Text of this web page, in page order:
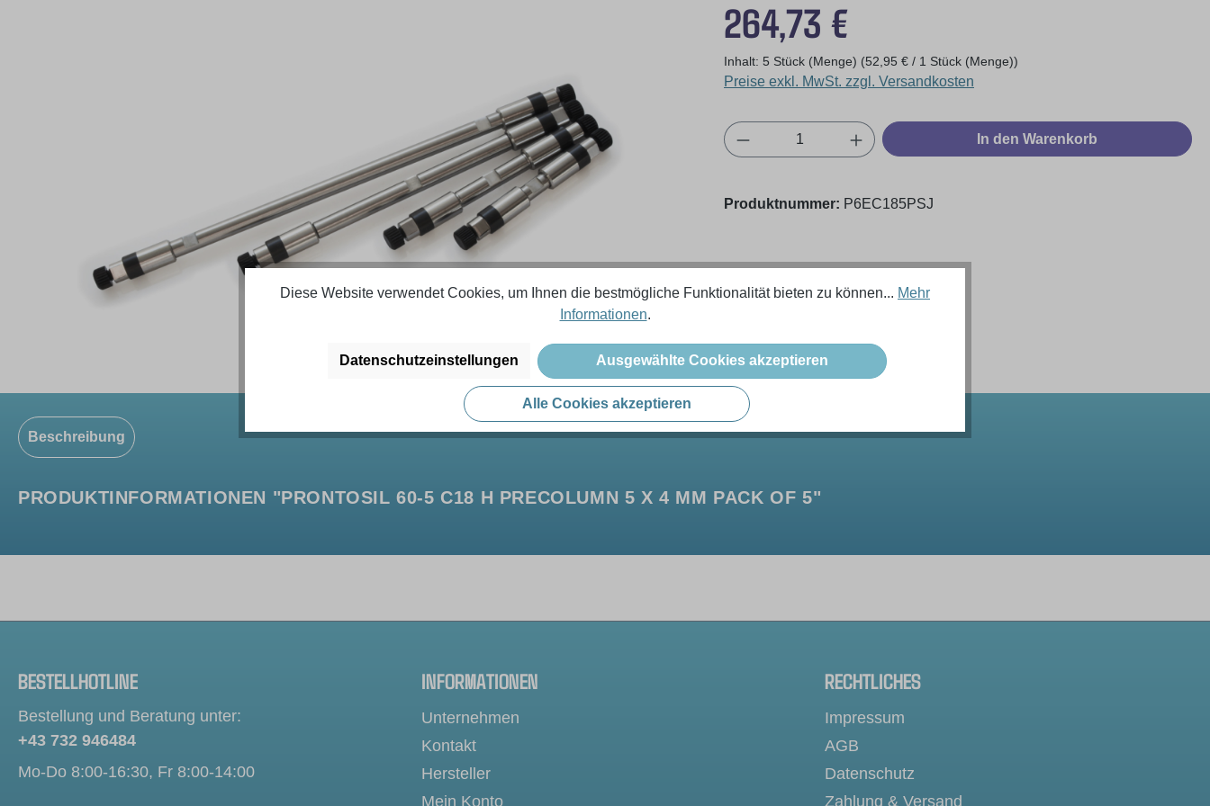
264,73 €
Inhalt: 5 Stück (Menge) (52,95 € / 1 Stück (Menge))
Preise exkl. MwSt. zzgl. Versandkosten
Produkt Anzahl: Gib den gewünschten Wert ein
In den Warenkorb
Produktnummer: P6EC185PSJ
Beschreibung
PRODUKTINFORMATIONEN "PRONTOSIL 60-5 C18 H PRECOLUMN 5 X 4 MM PACK OF 5"
BESTELLHOTLINE
Bestellung und Beratung unter:
+43 732 946484
Mo-Do 8:00-16:30, Fr 8:00-14:00
INFORMATIONEN
Unternehmen
Kontakt
Hersteller
Mein Konto
RECHTLICHES
Impressum
AGB
Datenschutz
Zahlung & Versand
Diese Website verwendet Cookies, um Ihnen die bestmögliche Funktionalität bieten zu können... Mehr
Informationen.
Datenschutzeinstellungen Ausgewählte Cookies akzeptieren
Alle Cookies akzeptieren